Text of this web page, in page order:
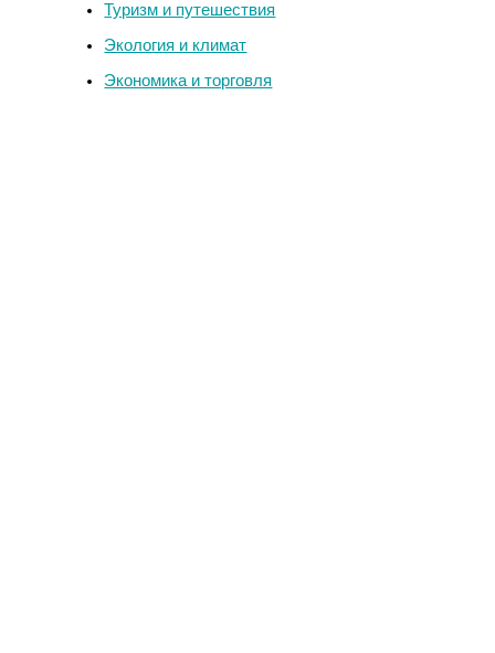
Туризм и путешествия
Экология и климат
Экономика и торговля